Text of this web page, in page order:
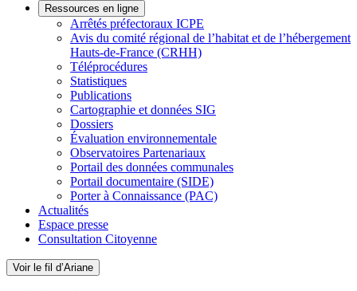
Ressources en ligne
Arrêtés préfectoraux ICPE
Avis du comité régional de l’habitat et de l’hébergement
Hauts-de-France (CRHH)
Téléprocédures
Statistiques
Publications
Cartographie et données SIG
Dossiers
Évaluation environnementale
Observatoires Partenariaux
Portail des données communales
Portail documentaire (SIDE)
Porter à Connaissance (PAC)
Actualités
Espace presse
Consultation Citoyenne
Voir le fil d’Ariane